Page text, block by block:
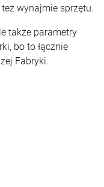
wynajmie sprzętu.
także parametry
bo to łącznie
Fabryki.